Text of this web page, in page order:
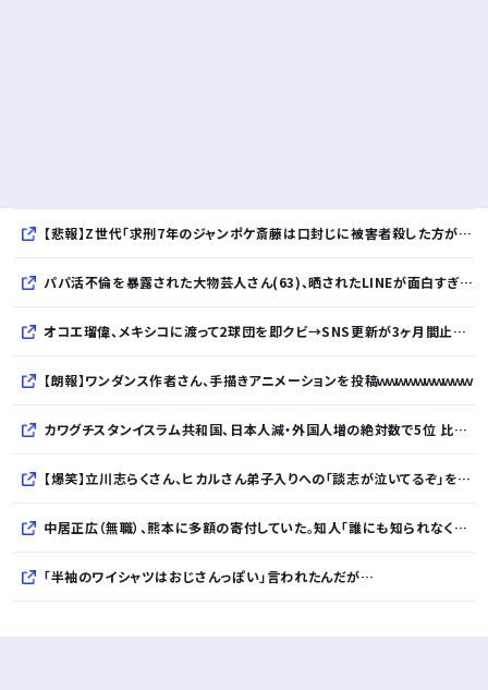
【悲報】Z世代「求刑7年のジャンポケ斎藤は口封じに被害者殺した方が量刑軽かっただろ」←1万いいね
パパ活不倫を暴露された大物芸人さん(63)、晒されたLINEが面白すぎるｗｗｗｗｗｗｗｗｗ(画像ｱﾘ)
オコエ瑠偉、メキシコに渡って2球団を即クビ→SNS更新が3ヶ月間止まって消息不明に
【朗報】ワンダンス作者さん、手描きアニメーションを投稿ｗｗｗｗｗｗｗｗｗｗ
カワグチスタンイスラム共和国、日本人減・外国人増の絶対数で5位 比率で言えばダントツ
【爆笑】立川志らくさん、ヒカルさん弟子入りへの「談志が泣いてるぞ」を“一言”でピシャリｗｗｗｗｗｗｗｗｗｗ
中居正広（無職）、熊本に多額の寄付していた。知人「誰にも知られなくてもいい、と公表してない」
「半袖のワイシャツはおじさんっぽい」言われたんだが…